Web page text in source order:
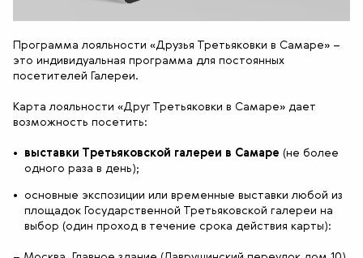
Программа лояльности «Друзья Третьяковки в Самаре» –
это индивидуальная программа для постоянных
посетителей Галереи.
Карта лояльности «Друг Третьяковки в Самаре» дает
возможность посетить:
выставки Третьяковской галереи в Самаре (не более
одного раза в день);
основные экспозиции или временные выставки любой из
площадок Государственной Третьяковской галереи на
выбор (один проход в течение срока действия карты):